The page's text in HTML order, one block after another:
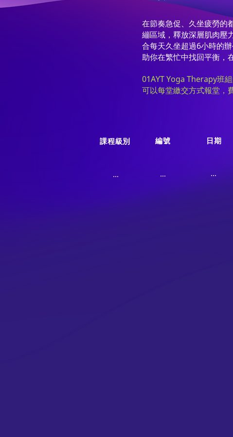
在節奏急促、久坐疲勞的
繃區域，釋放深層肌肉壓
合每天久坐超過6小時的
助你在繁忙中找回平衡，
01AYT Yoga Therapy班
可以每堂繳交方式報堂，
課程級別 編號 日期
... ... ...